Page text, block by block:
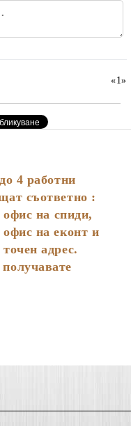
«1»
4 работни
съответно :
на спиди,
на еконт и
адрес.